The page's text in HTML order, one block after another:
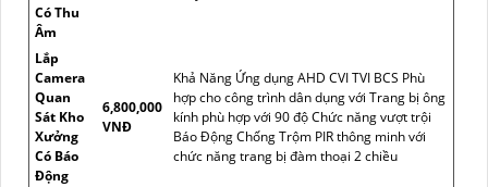
Có Thu
Âm
Lắp
Camera
Quan
Sát Kho
Xưởng
Có Báo
Động
6,800,000
VNĐ
Khả Năng Ứng dụng AHD CVI TVI BCS Phù
hợp cho công trình dân dụng với Trang bị ông
kính phù hợp với 90 độ Chức năng vượt trội
Báo Động Chống Trộm PIR thông minh với
chức năng trang bị đàm thoại 2 chiều